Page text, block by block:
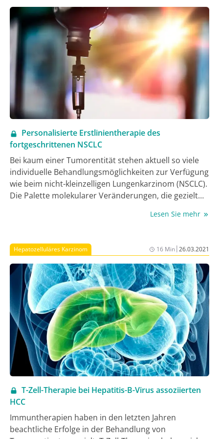
Personalisierte Erstlinientherapie des
fortgeschrittenen NSCLC
Bei kaum einer Tumorentität stehen aktuell so viele
individuelle Behandlungsmöglichkeiten zur Verfügung
wie beim nicht-kleinzelligen Lungenkarzinom (NSCLC).
Die Palette molekularer Veränderungen, die gezielt
kontinuierlich. Selbst bei Patienten mit einem NSCLC
zugelassene Immun-Chemotherapie-Kombinationen
eine individualisierte Therapie möglich. Dabei wurde
erst 2008 mit der Zulassung von Pemetrexed für die
Erstlinientherapie des nicht-plattenepithelialen NSCLC
die Relevanz einer prätherapeutischen
Subtypisierung der NSCLC deutlich. Heute ist es
zwingend erforderlich, vor Beginn einer
Systemtherapie den histologischen Subtyp, die
Anzahl PD-L1-exprimierender Tumor- und
Immunzellen sowie &ndash; zumindest für alle
Patienten mit nicht-plattenepithelialer Histologie
&ndash; therapierbare molekulare Treiber, die im
bestimmt wurden, vorliegen zu haben.
Lesen Sie mehr
Hepatozelluläres Karzinom 16 Min|26.03.2021
T-Zell-Therapie bei Hepatitis-B-Virus assoziierten
HCC
Immuntherapien haben in den letzten Jahren
beachtliche Erfolge in der Behandlung von